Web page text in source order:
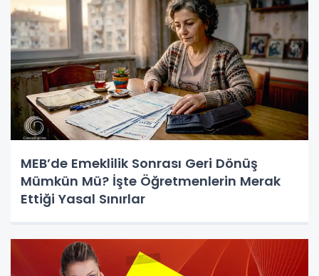
MEB’de Emeklilik Sonrası Geri Dönüş
Mümkün Mü? İşte Öğretmenlerin Merak
Ettiği Yasal Sınırlar